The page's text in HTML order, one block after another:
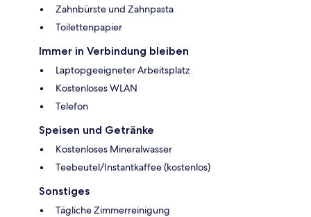
Zahnbürste und Zahnpasta
Toilettenpapier
Immer in Verbindung bleiben
Laptopgeeigneter Arbeitsplatz
Kostenloses WLAN
Telefon
Speisen und Getränke
Kostenloses Mineralwasser
Teebeutel/Instantkaffee (kostenlos)
Sonstiges
Tägliche Zimmerreinigung